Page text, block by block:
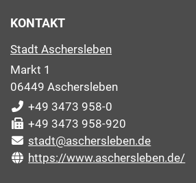
KONTAKT
Stadt Aschersleben
Markt 1
06449 Aschersleben
+49 3473 958-0
+49 3473 958-920
stadt@aschersleben.de
https://www.aschersleben.de/